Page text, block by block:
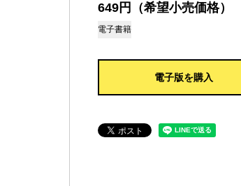
649円（希望小売価格）
電子書籍
電子版を購入